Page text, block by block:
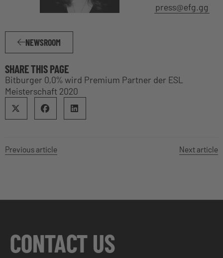
press@efg.gg
NEWSROOM
SHARE THIS PAGE
Bitburger 0,0% wird Premium Partner der ESL
Meisterschaft 2020
Previous article Next article
CONTACT US